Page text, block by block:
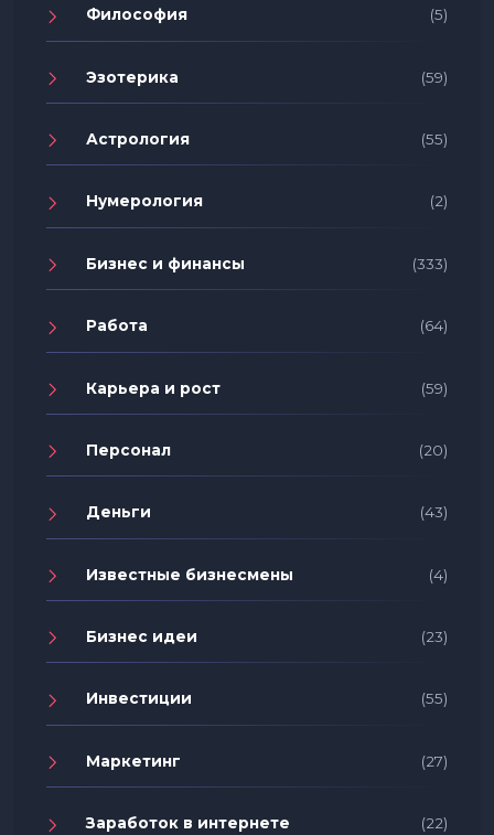
Философия (5)
Эзотерика (59)
Астрология (55)
Нумерология (2)
Бизнес и финансы (333)
Работа (64)
Карьера и рост (59)
Персонал (20)
Деньги (43)
Известные бизнесмены (4)
Бизнес идеи (23)
Инвестиции (55)
Маркетинг (27)
Заработок в интернете (22)